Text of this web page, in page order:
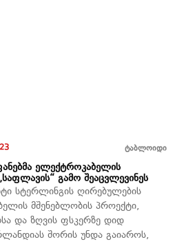
ტაბლოიდი
ელექტროკაბელის
გამო შეაცვლევინეს
სტერლინგის ღირებულების
მშენებლობის პროექტი,
და ზღვის ფსკერზე დიდ
შორის უნდა გაიაროს,